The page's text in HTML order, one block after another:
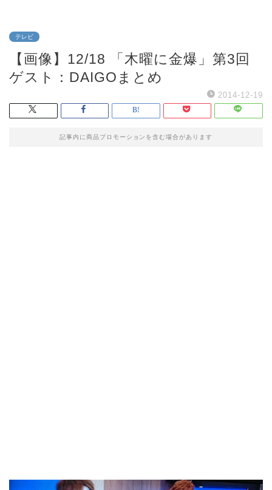
テレビ
【画像】12/18 「木曜に金爆」第3回
ゲスト：DAIGOまとめ
2014-12-19
記事内に商品プロモーションを含む場合があります